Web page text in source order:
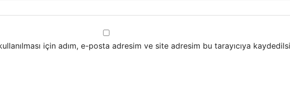
için adım, e-posta adresim ve site adresim bu tarayıcıya